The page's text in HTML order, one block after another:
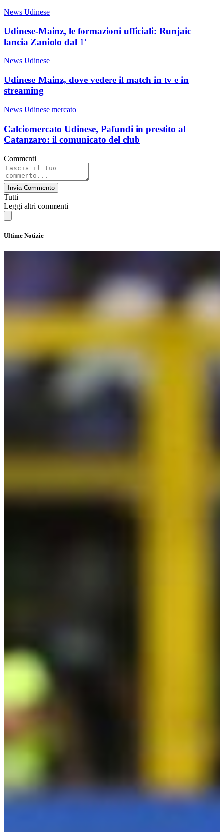
News Udinese
Udinese-Mainz, le formazioni ufficiali: Runjaic
lancia Zaniolo dal 1'
News Udinese
Udinese-Mainz, dove vedere il match in tv e in
streaming
News Udinese mercato
Calciomercato Udinese, Pafundi in prestito al
Catanzaro: il comunicato del club
Commenti
Invia Commento
Tutti
Leggi altri commenti
Ultime Notizie